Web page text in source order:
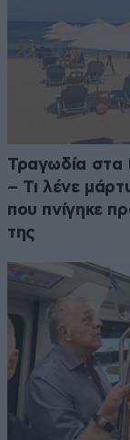
Τραγωδία στα
– Τι λένε
που πνίγηκε
της